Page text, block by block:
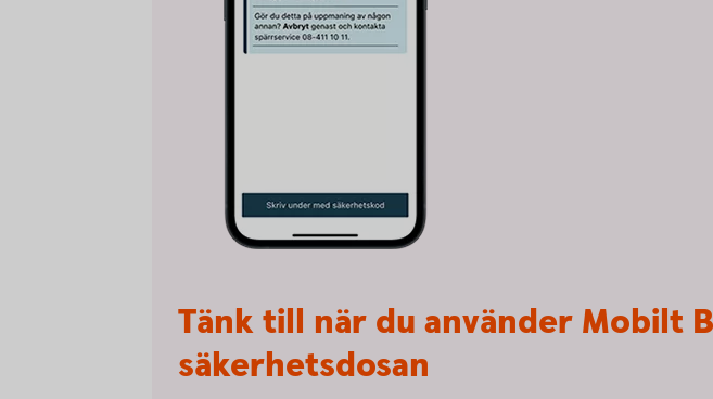
Tänk till när du använder Mobilt
säkerhetsdosan